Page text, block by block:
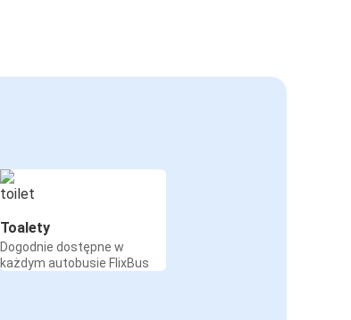
Toalety
Dogodnie dostępne w
każdym autobusie FlixBus